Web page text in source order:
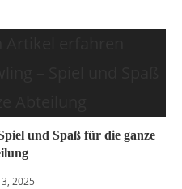
und Spaß für die ganze
2025